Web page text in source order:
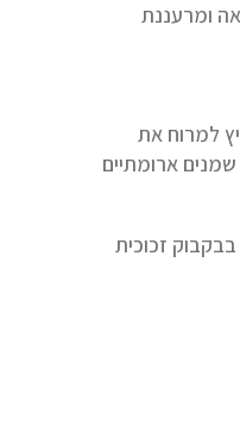
ומרעננת
למרוח את
ארומתיים
זכוכית